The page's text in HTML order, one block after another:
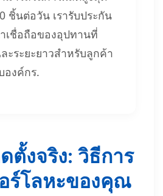
ชิ้นต่อวัน เรารับประกัน
เชื่อถือของอุปทานที่
ะระยะยาวสำหรับลูกค้า
องค์กร.
ตั้งจริง: วิธีการ
ร์โลหะของคุณ